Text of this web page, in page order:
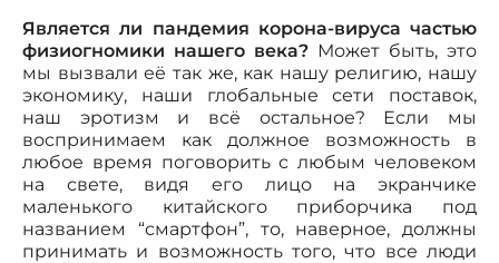
Является ли пандемия корона-вируса частью
физиогномики нашего века? Может быть, это
мы вызвали её так же, как нашу религию, нашу
экономику, наши глобальные сети поставок,
наш эротизм и всё остальное? Если мы
воспринимаем как должное возможность в
любое время поговорить с любым человеком
на свете, видя его лицо на экранчике
маленького китайского приборчика под
названием “смартфон”, то, наверное, должны
принимать и возможность того, что все люди